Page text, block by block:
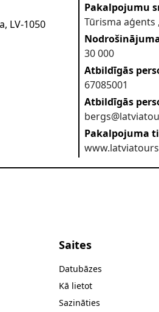
LV-1050
Pakalpojumu
Tūrisma
30 000
Atbildīgās
67085001
Atbildīgās
Pakalpojuma
Saites
Datubāzes
Kā lietot
Sazināties